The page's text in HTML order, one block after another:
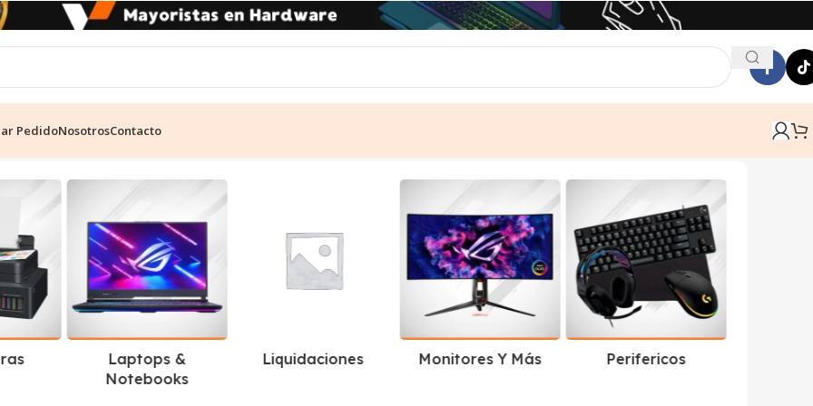
PedidoNosotrosContacto
Laptops &
Notebooks
Liquidaciones Monitores Y Más Perifericos